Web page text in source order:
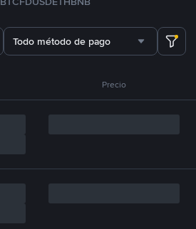
Todo método de pago
Precio